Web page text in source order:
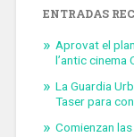
ENTRADAS
Aprovat el
l’antic cinema
La Guardia
Taser para
Comienzan